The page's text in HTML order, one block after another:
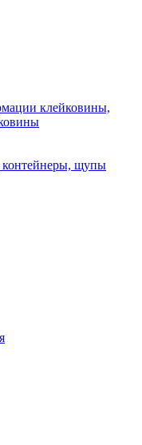
клейковины,
контейнеры, щупы